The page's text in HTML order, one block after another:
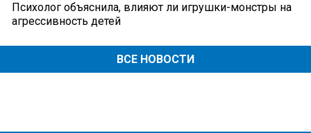
Психолог объяснила, влияют ли игрушки-монстры на
агрессивность детей
ВСЕ НОВОСТИ